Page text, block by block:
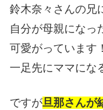
鈴木奈々さんの兄
自分が母親になっ
可愛がっています！
一足先にママにな
ですが旦那さんが